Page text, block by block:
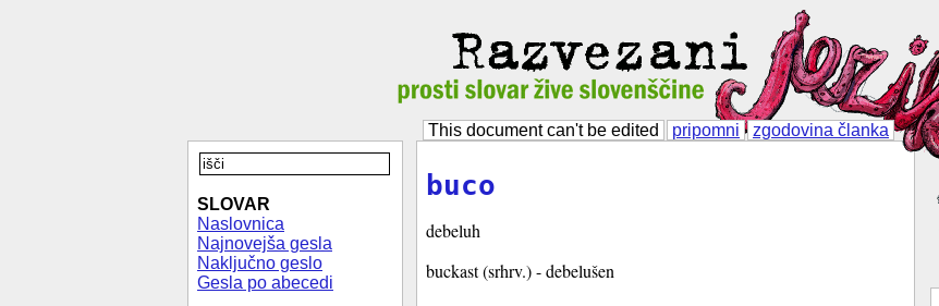
This document can't be edited pripomni zgodovina članka
SLOVAR
Naslovnica
Najnovejša gesla
Naključno geslo
Gesla po abecedi
buco
debeluh
buckast (srhrv.) - debelušen